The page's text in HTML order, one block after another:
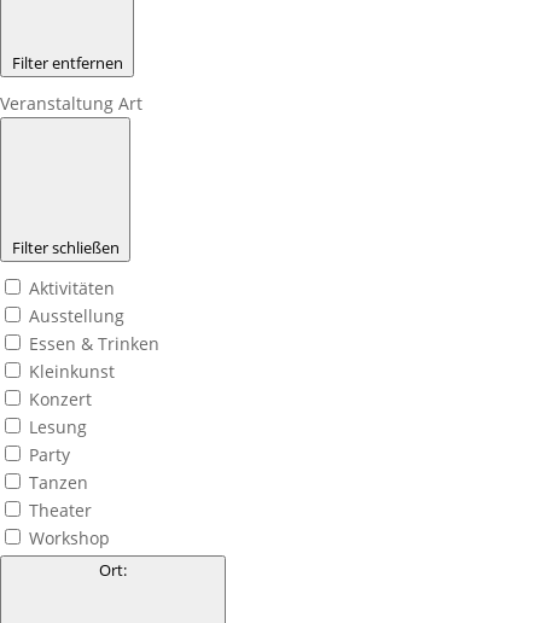
Filter entfernen
Veranstaltung Art
Filter schließen
Aktivitäten
Ausstellung
Essen & Trinken
Kleinkunst
Konzert
Lesung
Party
Tanzen
Theater
Workshop
Ort: